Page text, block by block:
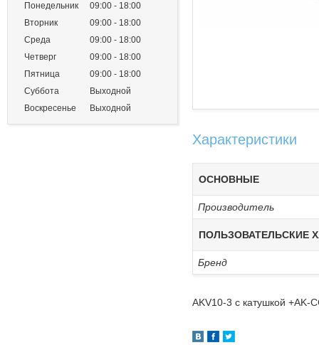
Понедельник 09:00
18:00
Вторник
09:00
18:00
Среда
09:00
18:00
Четверг
09:00
18:00
Пятница
09:00
18:00
Суббота
Выходной
Воскресенье
Выходной
Характеристики
ОСНОВНЫЕ
Производитель
ПОЛЬЗОВАТЕЛЬСКИЕ
Бренд
AKV10-3 с катушкой +AK-